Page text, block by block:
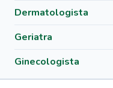
Dermatologista
Geriatra
Ginecologista